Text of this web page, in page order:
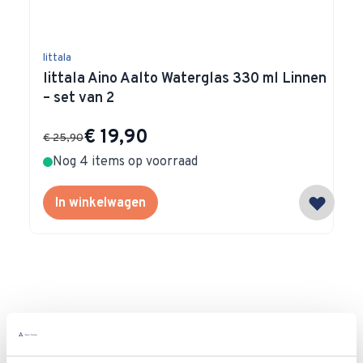
littala
Iittala Aino Aalto Waterglas 330 ml Linnen
– set van 2
Special Price
€ 19,90
€ 25,90
Nog 4 items op voorraad
In winkelwagen